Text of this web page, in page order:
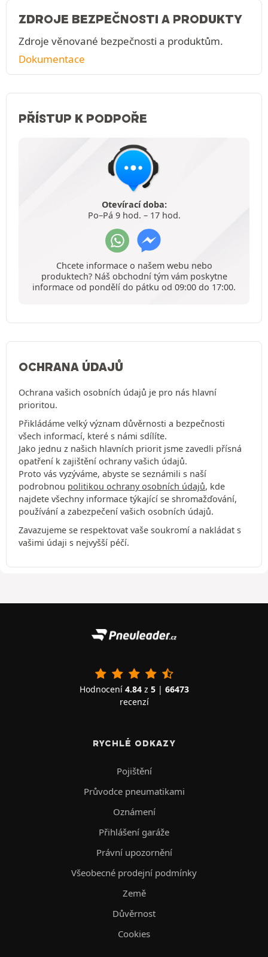
ZDROJE BEZPEČNOSTI A PRODUKTY
Zdroje věnované bezpečnosti a produktům.
Dokumentace
PŘÍSTUP K PODPOŘE
Otevírací doba:
Po–Pá 9 hod. – 17 hod.
Chcete informace o našem webu nebo
produktech? Náš obchodní tým vám poskytne
informace od pondělí do pátku od 09:00 do 17:00.
OCHRANA ÚDAJŮ
Ochrana vašich osobních údajů je pro nás hlavní
prioritou.
Přikládáme velký význam důvěrnosti a bezpečnosti
všech informací, které s námi sdílíte.
Jako jednu z našich hlavních priorit jsme zavedli přísná
opatření k zajištění ochrany vašich údajů.
Proto vás vyzýváme, abyste se seznámili s naší
podrobnou politikou ochrany osobních údajů, kde
najdete všechny informace týkající se shromažďování,
používání a zabezpečení vašich osobních údajů.
Zavazujeme se respektovat vaše soukromí a nakládat s
vašimi údaji s nejvyšší péčí.
Hodnocení 4.84z 5| 66473
recenzí
RYCHLÉ ODKAZY
Pojištění
Průvodce pneumatikami
Oznámení
Přihlášení garáže
Právní upozornění
Všeobecné prodejní podmínky
Země
Důvěrnost
Cookies